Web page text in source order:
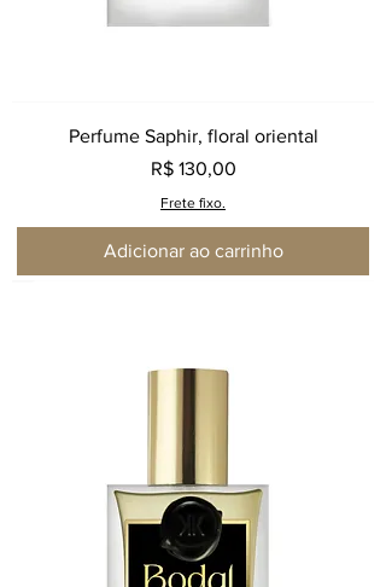
Perfume Saphir, floral oriental
Preço
R$ 130,00
Frete fixo.
Adicionar ao carrinho